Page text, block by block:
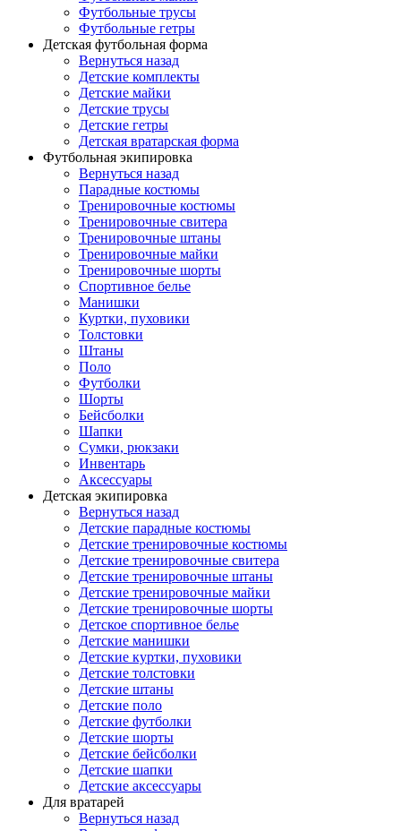
Футбольные трусы
Футбольные гетры
Детская футбольная форма
Вернуться назад
Детские комплекты
Детские майки
Детские трусы
Детские гетры
Детская вратарская форма
Футбольная экипировка
Вернуться назад
Парадные костюмы
Тренировочные костюмы
Тренировочные свитера
Тренировочные штаны
Тренировочные майки
Тренировочные шорты
Спортивное белье
Манишки
Куртки, пуховики
Толстовки
Штаны
Поло
Футболки
Шорты
Бейсболки
Шапки
Сумки, рюкзаки
Инвентарь
Аксессуары
Детская экипировка
Вернуться назад
Детские парадные костюмы
Детские тренировочные костюмы
Детские тренировочные свитера
Детские тренировочные штаны
Детские тренировочные майки
Детские тренировочные шорты
Детское спортивное белье
Детские манишки
Детские куртки, пуховики
Детские толстовки
Детские штаны
Детские поло
Детские футболки
Детские шорты
Детские бейсболки
Детские шапки
Детские аксессуары
Для вратарей
Вернуться назад